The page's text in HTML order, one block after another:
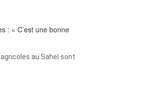
: « C’est une bonne
au Sahel sont